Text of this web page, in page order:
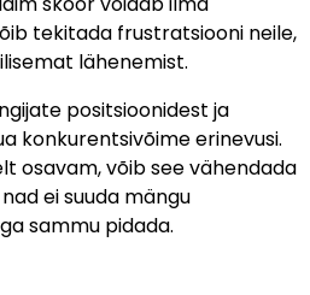
tekitada frustratsiooni neile,
lähenemist.
positsioonidest ja
konkurentsivõime erinevusi.
osavam, võib see vähendada
ei suuda mängu
sammu pidada.